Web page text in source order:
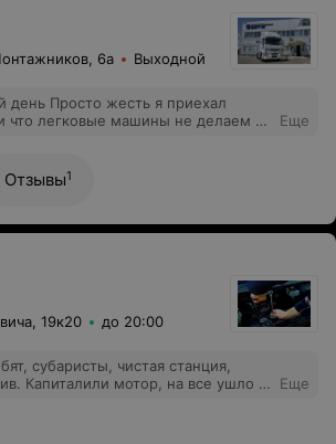
a200 и в который раз мне
большой автомобиль и берут
класс. Аргументация - еле живая
сразу попадает во 2
считается B или C- классом.
но все же.
6а Выходной
я приехал
что легковые машины не делаем а
Еще
Отзывы1
19к20 до 20:00
субаристы, чистая станция,
Капиталили мотор, на все ушло 3
Еще